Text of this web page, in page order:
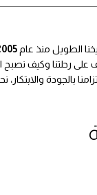
الطويل منذ عام
رحلتنا وكيف نصبح
بالجودة